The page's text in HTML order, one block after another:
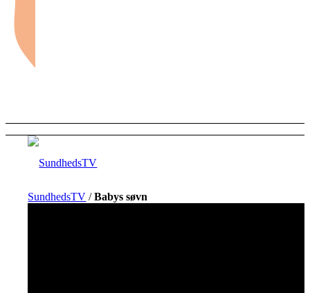
SundhedsTV / Babys søvn